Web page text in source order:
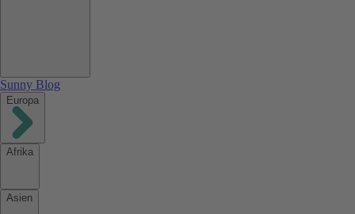
Sunny Blog
Europa
Afrika
Asien